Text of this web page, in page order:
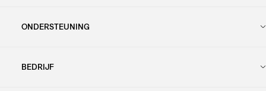
ONDERSTEUNING
BEDRIJF